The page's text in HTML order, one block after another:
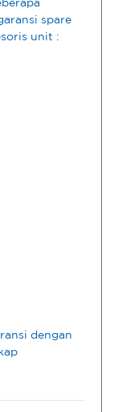
spare
unit :
dengan